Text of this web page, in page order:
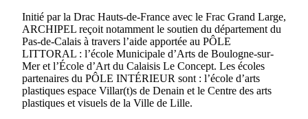
Initié par la Drac Hauts-de-France avec le Frac Grand Large,
ARCHIPEL reçoit notamment le soutien du département du
Pas-de-Calais à travers l’aide apportée au PÔLE
LITTORAL : l’école Municipale d’Arts de Boulogne-sur-
Mer et l’École d’Art du Calaisis Le Concept. Les écoles
partenaires du PÔLE INTÉRIEUR sont : l’école d’arts
plastiques espace Villar(t)s de Denain et le Centre des arts
plastiques et visuels de la Ville de Lille.